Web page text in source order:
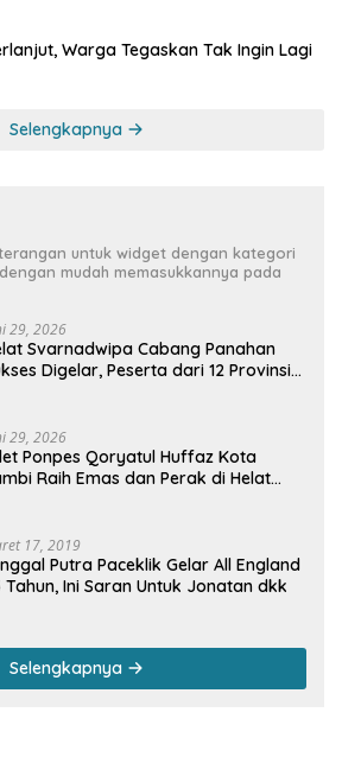
Warga Tegaskan Tak Ingin Lagi
Selengkapnya
untuk widget dengan kategori
mudah memasukkannya pada
29, 2026
Svarnadwipa Cabang Panahan
Digelar, Peserta dari 12 Provinsi
29, 2026
Ponpes Qoryatul Huffaz Kota
Raih Emas dan Perak di Helat
17, 2019
Putra Paceklik Gelar All England
Tahun, Ini Saran Untuk Jonatan dkk
Selengkapnya